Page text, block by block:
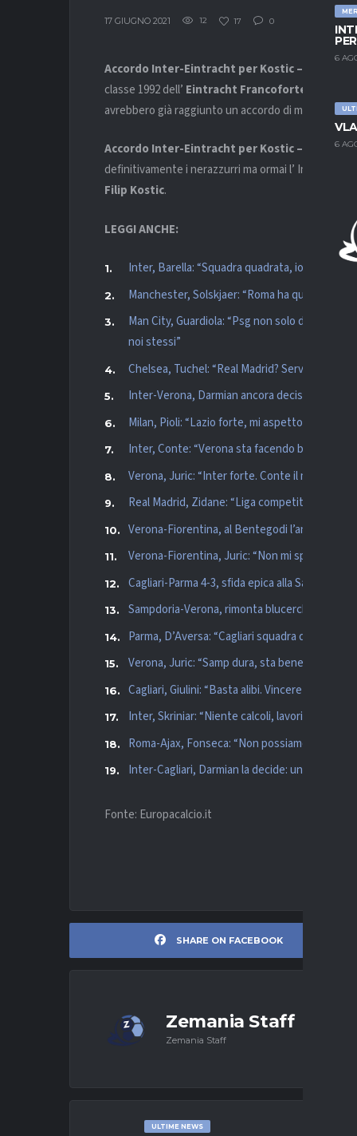
6
6
17 GIUGNO 2021 12 17 0
Accordo Inter-Eintracht per Kostic –
classe 1992 dell’ Eintracht Francoforte
avrebbero già raggiunto un accordo di massima,
Accordo Inter-Eintracht per Kostic – L’
definitivamente i nerazzurri ma ormai l’ Inter ha le
Filip Kostic.
LEGGI ANCHE:
Inter, Barella: “Squadra quadrata, io più sicuro
Manchester, Solskjaer: “Roma ha qualità,
Man City, Guardiola: “Psg non solo due
noi stessi”
Chelsea, Tuchel: “Real Madrid? Servirà la
Inter-Verona, Darmian ancora decisivo: così
Milan, Pioli: “Lazio forte, mi aspetto gara
Inter, Conte: “Verona sta facendo bene, Juric
Verona, Juric: “Inter forte. Conte il migliore
Real Madrid, Zidane: “Liga competitiva,
Verona-Fiorentina, al Bentegodi l’anticipo
Verona-Fiorentina, Juric: “Non mi spiego la
Cagliari-Parma 4-3, sfida epica alla Sardegna
Sampdoria-Verona, rimonta blucerchiata:
Parma, D’Aversa: “Cagliari squadra di una
Verona, Juric: “Samp dura, sta bene. Nostro
Cagliari, Giulini: “Basta alibi. Vincere contro il
Inter, Skriniar: “Niente calcoli, lavoriamo con
Roma-Ajax, Fonseca: “Non possiamo
Inter-Cagliari, Darmian la decide: undicesima
Fonte: Europacalcio.it
SHARE ON FACEBOOK
Zemania Staff
Zemania Staff
ULTIME NEWS